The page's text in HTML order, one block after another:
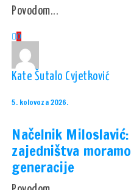
Povodom...
0
Kate Šutalo Cvjetković
5. kolovoza 2026.
Načelnik
zajedništva
generacije